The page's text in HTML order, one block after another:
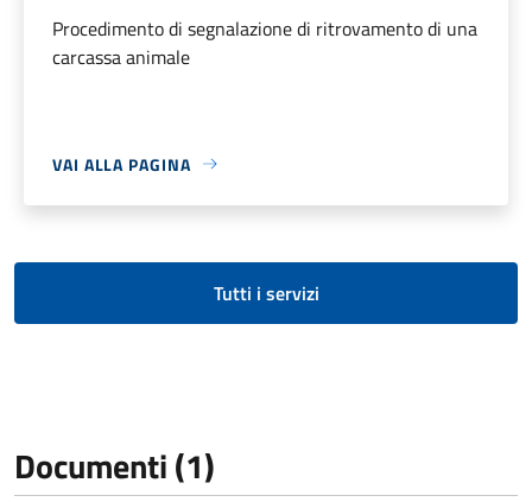
Procedimento di segnalazione di ritrovamento di una
carcassa animale
VAI ALLA PAGINA
Tutti i servizi
Documenti (1)